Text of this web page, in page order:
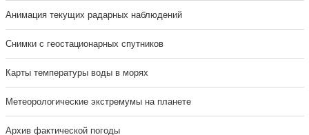
Анимация текущих радарных наблюдений
Cнимки с геостационарных спутников
Карты температуры воды в морях
Метеорологические экстремумы на планете
Архив фактической погоды